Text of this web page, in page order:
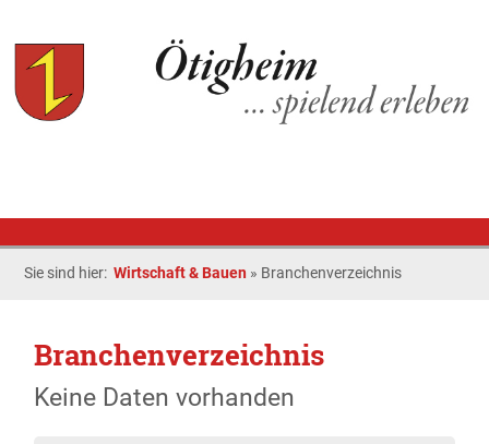
Sie sind hier:Wirtschaft & Bauen » Branchenverzeichnis
Branchenverzeichnis
Keine Daten vorhanden